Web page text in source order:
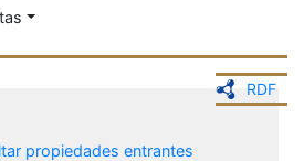
RDF
propiedades entrantes